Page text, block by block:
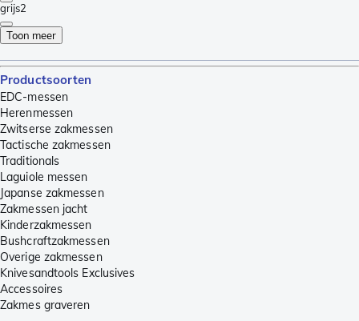
grijs2
Toon meer
Productsoorten
EDC-messen
Herenmessen
Zwitserse zakmessen
Tactische zakmessen
Traditionals
Laguiole messen
Japanse zakmessen
Zakmessen jacht
Kinderzakmessen
Bushcraftzakmessen
Overige zakmessen
Knivesandtools Exclusives
Accessoires
Zakmes graveren